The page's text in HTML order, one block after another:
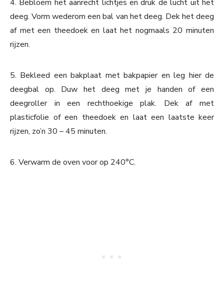
4. Bebloem het aanrecht lichtjes en druk de lucht uit het
deeg. Vorm wederom een bal van het deeg. Dek het deeg
af met een theedoek en laat het nogmaals 20 minuten
rijzen.
5. Bekleed een bakplaat met bakpapier en leg hier de
deegbal op. Duw het deeg met je handen of een
deegroller in een rechthoekige plak. Dek af met
plasticfolie of een theedoek en laat een laatste keer
rijzen, zo’n 30 – 45 minuten.
6. Verwarm de oven voor op 240°C.